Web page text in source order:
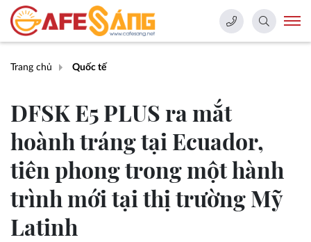
Trang chủ Quốc tế
DFSK E5 PLUS ra mắt
hoành tráng tại Ecuador,
tiên phong trong một hành
trình mới tại thị trường Mỹ
Latinh